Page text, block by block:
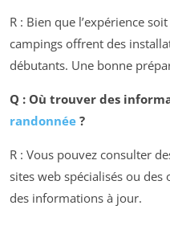
R : Bien que l’expérience
campings offrent des
débutants. Une bonne
Q : Où trouver des
randonnée ?
R : Vous pouvez consulter
sites web spécialisés ou
des informations à jour.